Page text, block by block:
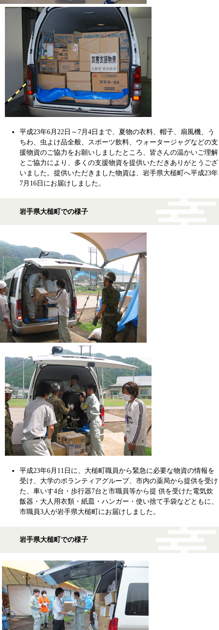
平成23年6月22日～7月4日まで、夏物の衣料、帽子、扇風機、う
ちわ、虫よけ品全般、スポーツ飲料、ウォータージャグなどの支
援物資のご協力をお願いしましたところ、皆さんの温かいご理解
とご協力により、多くの支援物資を提供いただきありがとうござ
いました。提供いただきました物資は、岩手県大槌町へ平成23年
7月16日にお届けしました。
岩手県大槌町での様子
平成23年6月11日に、大槌町職員から緊急に必要な物資の情報を
受け、大学のボランティアグループ、市内の薬局から提供を受け
た、車いす4台・歩行器7台と市職員等から提 供を受けた電気炊
飯器・大人用衣類・紙皿・ハンガー・使い捨て手袋などともに、
市職員3人が岩手県大槌町にお届けしました。
岩手県大槌町での様子